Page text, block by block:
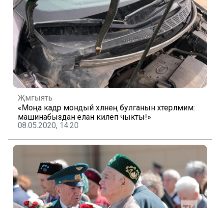
Җәмгыять
«Моңа кадәр мондый хәлнең булганын хәтерләмим:
машинабыздан елан килеп чыкты!»
08.05.2020, 14:20